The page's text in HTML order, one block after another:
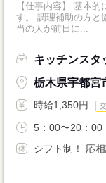
【仕事内容】 基本
す。 調理補助の方と協力し
当の人が前日に...
キッチンスタ
栃木県宇都宮
時給1,350円
5：00〜20：00
シフト制！ 応